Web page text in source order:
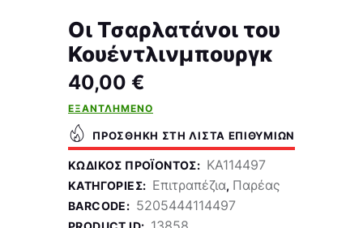
Οι Τσαρλατάνοι του
Κουέντλινμπουργκ
40,00 €
ΕΞΑΝΤΛΗΜΈΝΟ
ΠΡΟΣΘΉΚΗ ΣΤΗ ΛΊΣΤΑ ΕΠΙΘΥΜΙΏΝ
ΚΩΔΙΚΌΣ ΠΡΟΪΌΝΤΟΣ: KA114497
ΚΑΤΗΓΟΡΊΕΣ: Επιτραπέζια, Παρέας
BARCODE: 5205444114497